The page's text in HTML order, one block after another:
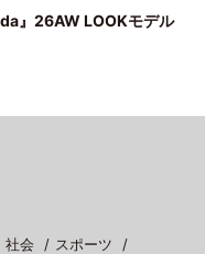
』26AW LOOKモデル
社会
スポーツ